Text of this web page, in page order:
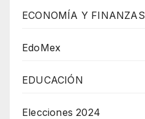
ECONOMÍA Y FINANZAS
EdoMex
EDUCACIÓN
Elecciones 2024